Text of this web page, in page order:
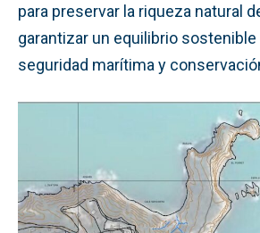
para preservar la riqueza natural
garantizar un equilibrio
seguridad marítima y